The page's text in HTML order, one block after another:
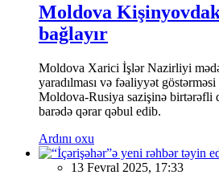
Moldova
bağlayır
Moldova Xarici İşlər Nazirliyi
yaradılması və fəaliyyət
Moldova-Rusiya sazişinə birtərəfli
barədə qərar qəbul edib.
Ardını oxu
13 Fevral 2025, 17:33